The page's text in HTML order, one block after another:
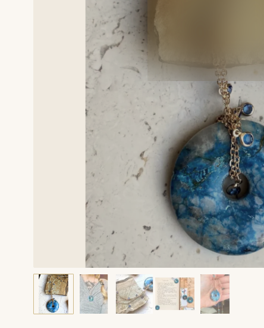
Hat sein Zuhause gefunden
SHATTUCKIT DONUT MIT